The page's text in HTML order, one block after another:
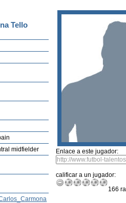
Tello
midfielder
Enlace a este jugador:
calificar a un jugador:
166